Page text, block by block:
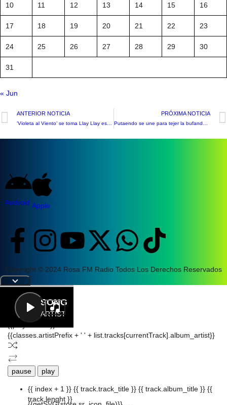
10 11 12 13 14 15 16
17 18 19 20 21 22 23
24 25 26 27 28 29 30
31
« Jun
ANTERIOR NOTICIA PRÓXIMA NOTICIA
Android Apple
Copyright © 2024 Rosa FM Radio Todos Los Derechos Reservados
|
SONG
ARTIST
Letra
{{playListTitle}}
{{classes.artistPrefix + ' ' + list.tracks[currentTrack].album_artist}}
pause play
{{ index + 1 }} {{ track.track_title }} {{ track.album_title }} {{
track.lenght }}